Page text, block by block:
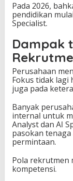
Pada 2026,
pendidikan
Specialist.
Dampak
Perusahaan
Fokus tidak lagi
juga pada
Banyak
internal untuk
Analyst dan AI
pasokan
permintaan.
Pola rekrutmen
kompetensi.